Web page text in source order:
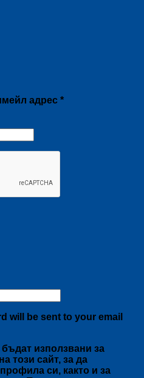
адрес *Задължително
will be sent to your email
използвани за
този сайт, за да
си, както и за